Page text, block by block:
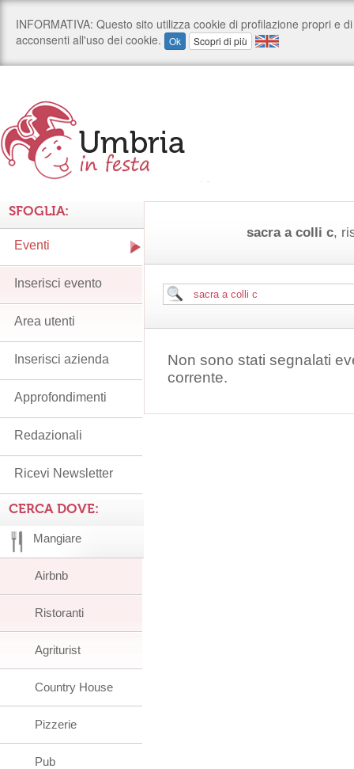
sacra a colli c,
Non sono stati segnalati
corrente.
SFOGLIA:
Eventi
Inserisci evento
Area utenti
Inserisci azienda
Approfondimenti
Redazionali
Ricevi Newsletter
CERCA DOVE:
Mangiare
Airbnb
Ristoranti
Agriturist
Country House
Pizzerie
Pub